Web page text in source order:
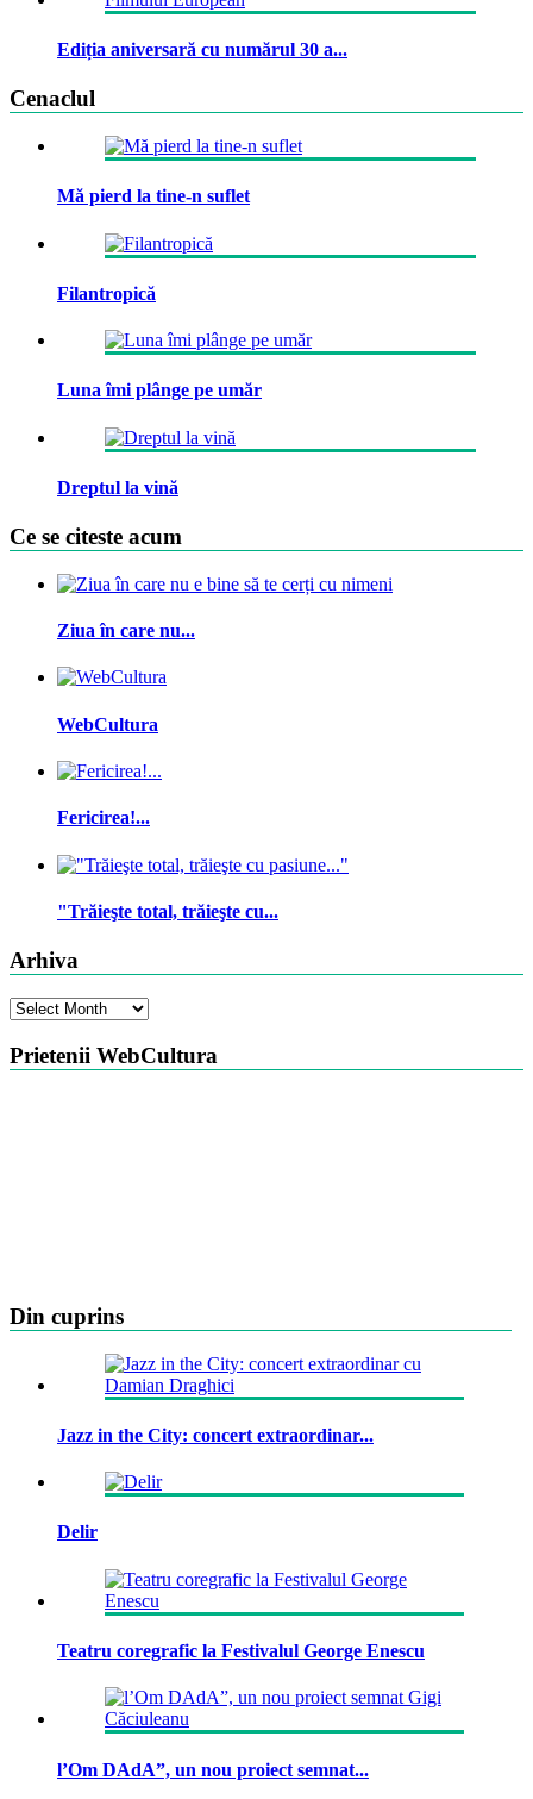
Ediția aniversară cu numărul 30 a...
Cenaclul
Mă pierd la tine-n suflet
Filantropică
Luna îmi plânge pe umăr
Dreptul la vină
Ce se citeste acum
Ziua în care nu...
WebCultura
Fericirea!...
"Trăieşte total, trăieşte cu...
Arhiva
Arhiva
Prietenii WebCultura
Din cuprins
Jazz in the City: concert extraordinar...
Delir
Teatru coregrafic la Festivalul George Enescu
l’Om DAdA”, un nou proiect semnat...